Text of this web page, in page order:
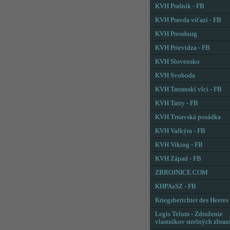
KVH Prašník - FB
KVH Pravda víťazí - FB
KVH Pressburg
KVH Prievidza - FB
KVH Slovensko
KVH Svoboda
KVH Tatranskí vlci - FB
KVH Tatry - FB
KVH Trnavská posádka
KVH Valkýra - FB
KVH Viking - FB
KVH Západ - FB
ZBROJNICE.COM
KHPAaSZ - FB
Kriegsberichter des Heeres
Legis Telum - Združenie
vlastníkov strelných